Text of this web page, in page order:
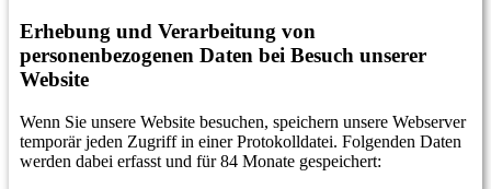
Erhebung und Verarbeitung von
personenbezogenen Daten bei Besuch unserer
Website
Wenn Sie unsere Website besuchen, speichern unsere Webserver
temporär jeden Zugriff in einer Protokolldatei. Folgenden Daten
werden dabei erfasst und für 84 Monate gespeichert: